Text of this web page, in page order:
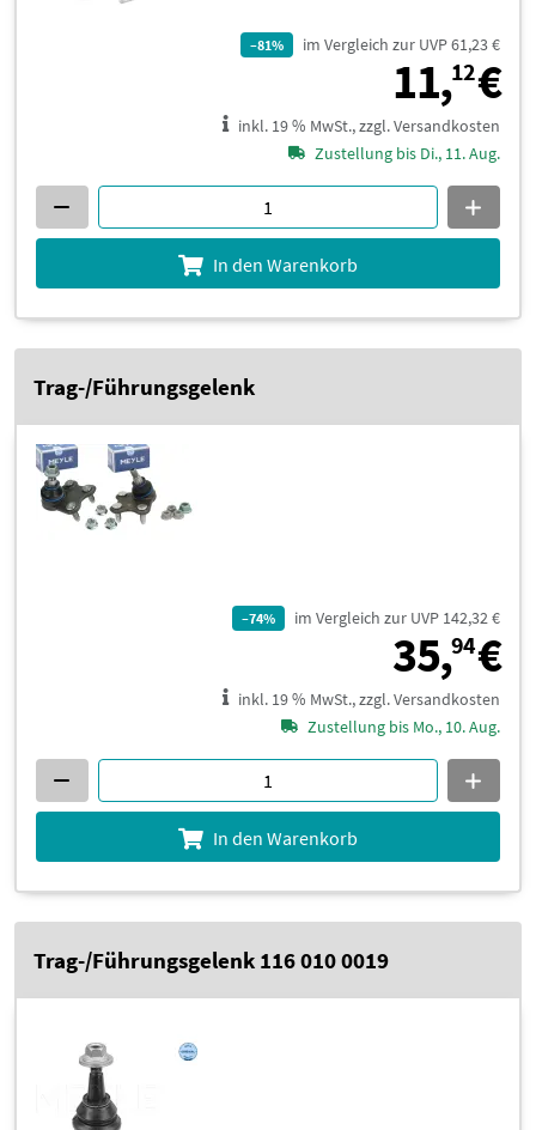
–81% im Vergleich zur UVP 61,23 €
11,12€
inkl. 19 % MwSt., zzgl. Versandkosten
Zustellung bis Di., 11. Aug.
In den Warenkorb
Trag-/Führungsgelenk
–74% im Vergleich zur UVP 142,32 €
35,94€
inkl. 19 % MwSt., zzgl. Versandkosten
Zustellung bis Mo., 10. Aug.
In den Warenkorb
Trag-/Führungsgelenk 116 010 0019